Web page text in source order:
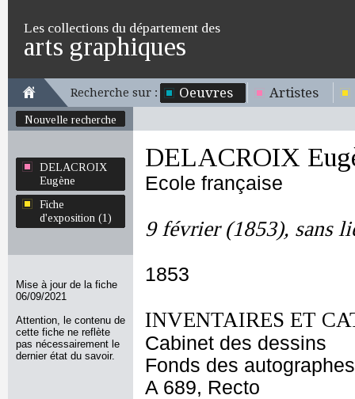
Les collections du département des
arts graphiques
Recherche sur : Oeuvres Artistes
Nouvelle recherche
DELACROIX
Eugène
Fiche
d'exposition (1)
Mise à jour de la fiche
06/09/2021
Attention, le contenu de
cette fiche ne reflète
pas nécessairement le
dernier état du savoir.
DELACROIX
Ecole française
9 février (1853), sans
1853
INVENTAIRES ET
Cabinet des dessins
Fonds des autographes
A 689, Recto